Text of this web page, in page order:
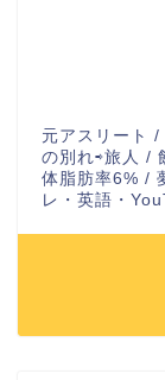
元アスリート
の別れ⇨旅人 /
体脂肪率6% /
レ・英語・